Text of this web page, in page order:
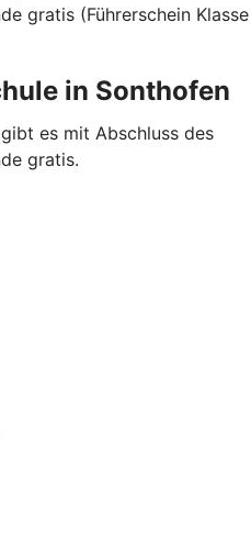
gratis (Führerschein Klasse
in Sonthofen
es mit Abschluss des
gratis.